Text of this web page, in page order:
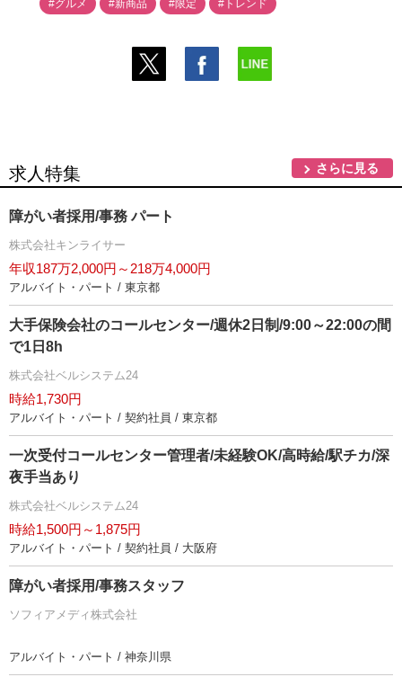
#グルメ #新商品 #限定 #トレンド
求人特集 さらに見る
障がい者採用/事務 パート
株式会社キンライサー
年収187万2,000円～218万4,000円
アルバイト・パート / 東京都
大手保険会社のコールセンター/週休2日制/9:00～22:00の間
で1日8h
株式会社ベルシステム24
時給1,730円
アルバイト・パート / 契約社員 / 東京都
一次受付コールセンター管理者/未経験OK/高時給/駅チカ/深
夜手当あり
株式会社ベルシステム24
時給1,500円～1,875円
アルバイト・パート / 契約社員 / 大阪府
障がい者採用/事務スタッフ
ソフィアメディ株式会社
アルバイト・パート / 神奈川県